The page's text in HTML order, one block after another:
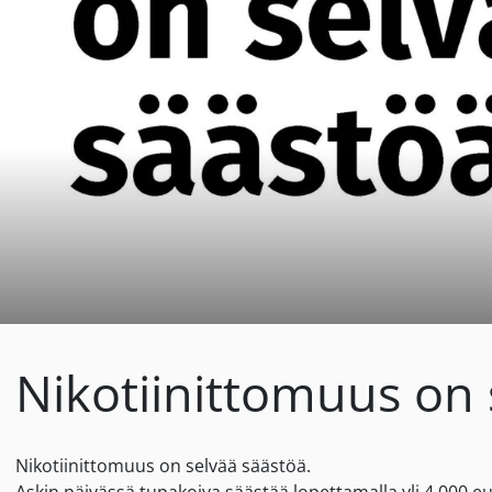
Nikotiinittomuus on
Nikotiinittomuus on selvää säästöä.